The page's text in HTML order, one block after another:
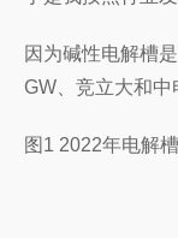
因为碱性电解槽
GW、竞立大和
图1 2022年电解